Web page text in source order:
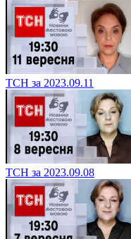
ТСН за 2023.09.11
ТСН за 2023.09.08